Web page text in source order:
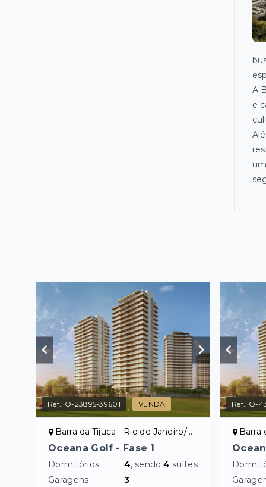
A
e
Ref.: O-23895-39601 VENDA
Barra da Tijuca - Rio de Janeiro/RJ
Oceana Golf - Fase 1
Dormitórios 4, sendo4 suítes
Garagens
3
Ref.: O-
Barra